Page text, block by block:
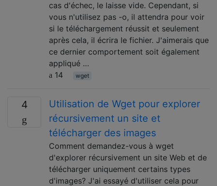
cas d'échec, le laisse vide. Cependant, si
vous n'utilisez pas -o, il attendra pour voir
si le téléchargement réussit et seulement
après cela, il écrira le fichier. J'aimerais que
ce dernier comportement soit également
appliqué …
14
wget
4
Utilisation de Wget pour explorer
récursivement un site et
télécharger des images
Comment demandez-vous à wget
d'explorer récursivement un site Web et de
télécharger uniquement certains types
d'images? J'ai essayé d'utiliser cela pour